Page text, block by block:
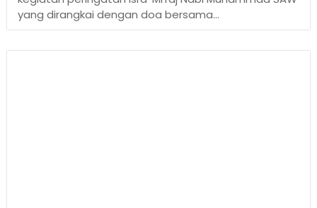
yang dirangkai dengan doa bersama...